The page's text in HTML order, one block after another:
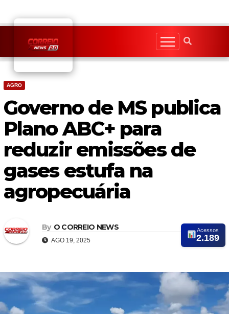
content
AGRO
Governo de MS publica
Plano ABC+ para
reduzir emissões de
gases estufa na
agropecuária
By O CORREIO NEWS
AGO 19, 2025
Acessos
2.189